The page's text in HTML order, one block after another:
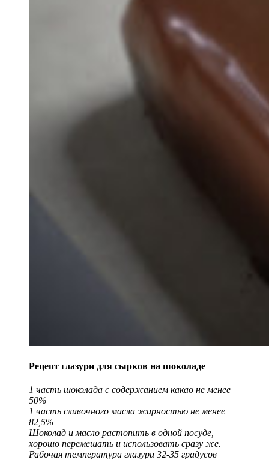
Рецепт глазури для сырков на шоколаде
1 часть шоколада с содержанием какао не менее
50%
1 часть сливочного масла жирностью не менее
82,5%
Шоколад и масло растопить в одной посуде,
хорошо перемешать и использовать сразу же.
Рабочая температура глазури 32-35 градусов